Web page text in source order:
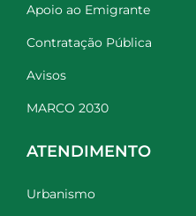
Apoio ao Emigrante
Contratação Pública
Avisos
MARCO 2030
ATENDIMENTO
Urbanismo